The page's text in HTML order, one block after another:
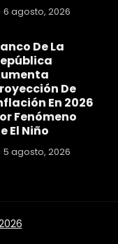
6 agosto, 2026
De La
De
En 2026
Fenómeno
El Niño
5 agosto, 2026